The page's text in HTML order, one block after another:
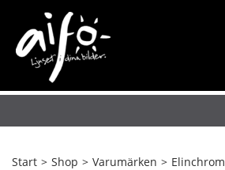
Start > Shop > Varumärken > Elinchrom